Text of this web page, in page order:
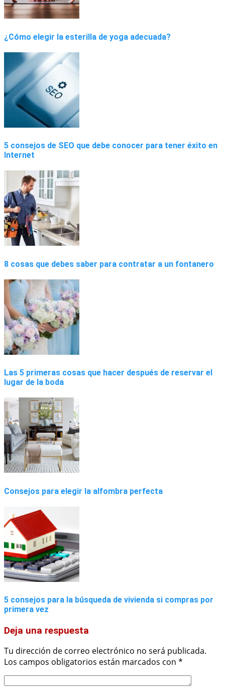
¿Cómo elegir la esterilla de yoga adecuada?
5 consejos de SEO que debe conocer para tener éxito en
Internet
8 cosas que debes saber para contratar a un fontanero
Las 5 primeras cosas que hacer después de reservar el
lugar de la boda
Consejos para elegir la alfombra perfecta
5 consejos para la búsqueda de vivienda si compras por
primera vez
Deja una respuesta
Tu dirección de correo electrónico no será publicada.
Los campos obligatorios están marcados con *